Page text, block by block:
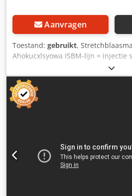
Aanvragen
Toestand: gebruikt,
Ahokucxlsyowa ISBM-lijn =
Stretchblaasmachine voor wegwerp
preforms Stretchblaasmachine
Fabrikant: ETEK / GF-Industries
Serienummer: 22000225 Bouwjaar:
Netspanning: 400 Volt, 50 Hz Eigen